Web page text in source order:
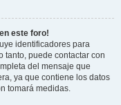
este foro!
identificadores para
tanto, puede contactar con
del mensaje que
ya que contiene los datos
tomará medidas.